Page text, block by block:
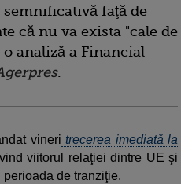
faţă de
că nu va exista "cale de
analiză a Financial
.
vineri trecerea imediată la
viitorul relaţiei dintre UE şi
perioada de tranziţie.